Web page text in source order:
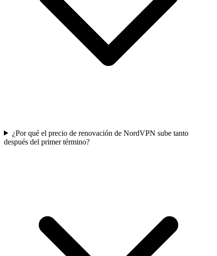
¿Por qué el precio de renovación de NordVPN sube tanto
después del primer término?